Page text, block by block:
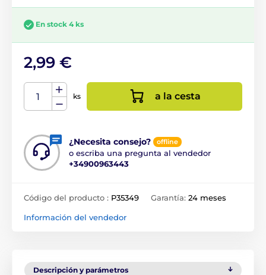
En stock 4 ks
2,99 €
ks a la cesta
¿Necesita consejo? offline
o escriba una pregunta al vendedor
+34900963443
Código del producto : P35349 Garantía: 24 meses
Información del vendedor
Descripción y parámetros